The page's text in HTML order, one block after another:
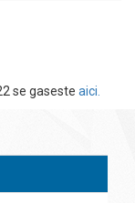
se gaseste aici.